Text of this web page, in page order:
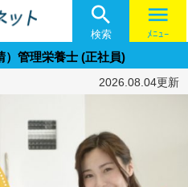

検索
menu
ﾒﾆｭｰ
）管理栄養士 (正社員)
2026.08.04更新